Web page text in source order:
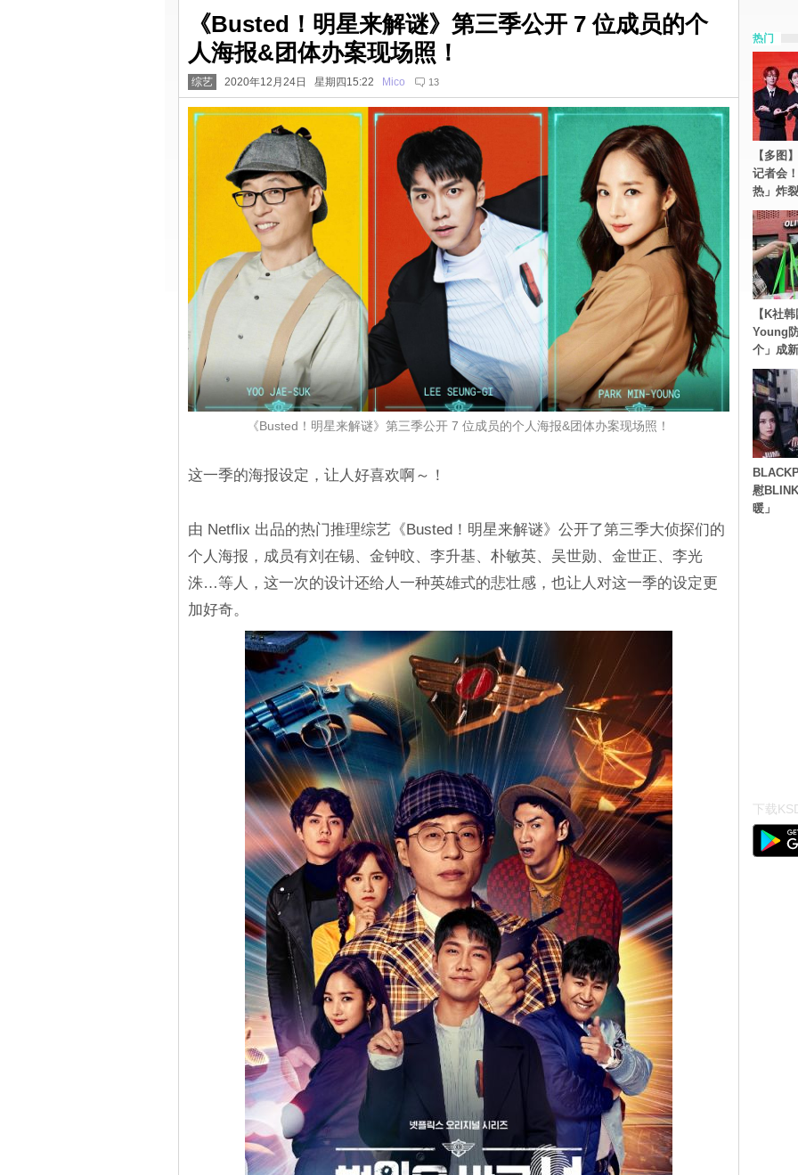
《Busted！明星来解谜》第三季公开 7 位成员的个
人海报&团体办案现场照！
综艺 2020年12月24日 星期四15:22 Mico 13
《Busted！明星来解谜》第三季公开 7 位成员的个人海报&团体办案现场照！
这一季的海报设定，让人好喜欢啊～！
由 Netflix 出品的热门推理综艺《Busted！明星来解谜》公开了第三季大侦探们的
个人海报，成员有刘在锡、金钟旼、李升基、朴敏英、吴世勋、金世正、李光
洙…等人，这一次的设计还给人一种英雄式的悲壮感，也让人对这一季的设定更
加好奇。
热门
【多图
记者会
热」炸
【K社
Young
个」成
慰
暖」
下载